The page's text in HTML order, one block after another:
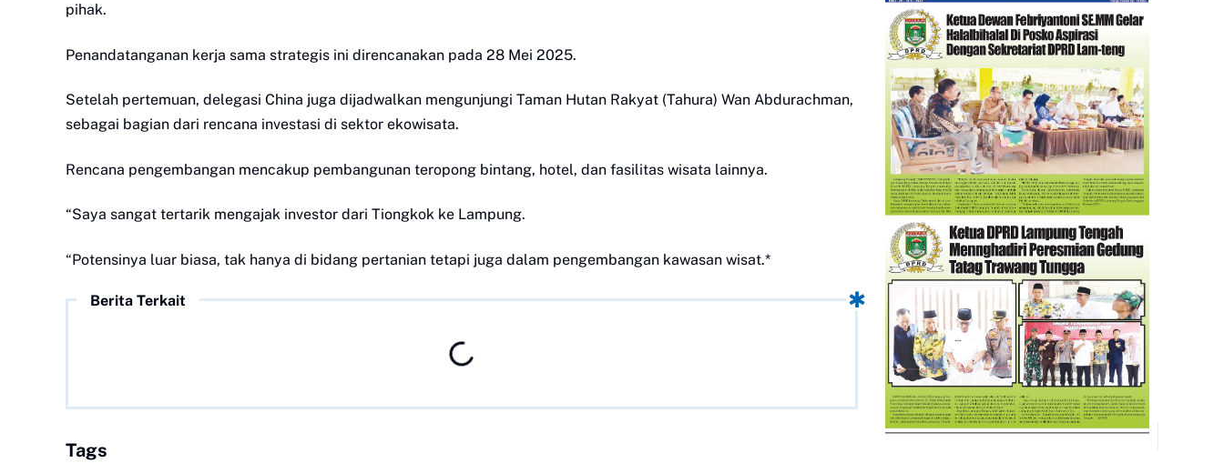
pihak.
Penandatanganan kerja sama strategis ini direncanakan pada 28 Mei 2025.
Setelah pertemuan, delegasi China juga dijadwalkan mengunjungi Taman Hutan Rakyat (Tahura) Wan Abdurachman,
sebagai bagian dari rencana investasi di sektor ekowisata.
Rencana pengembangan mencakup pembangunan teropong bintang, hotel, dan fasilitas wisata lainnya.
“Saya sangat tertarik mengajak investor dari Tiongkok ke Lampung.
“Potensinya luar biasa, tak hanya di bidang pertanian tetapi juga dalam pengembangan kawasan wisat.*
Berita Terkait
Tags